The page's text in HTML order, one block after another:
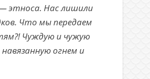
этноса. Нас лишили
Что мы передаем
Чуждую и чужую
навязанную огнем и